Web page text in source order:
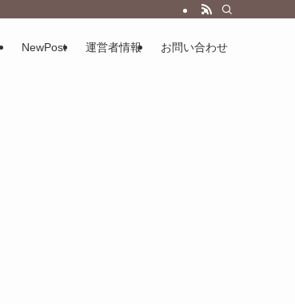
NewPost 運営者情報 お問い合わせ